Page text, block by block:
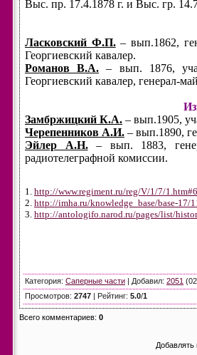
Выс. пр. 17.4.1878 г. и Выс. гр.
Ласковский Ф.П. – вып.1862,
Георгиевский кавалер.
Романов В.А. – вып. 1876,
Георгиевский кавалер, генерал-
Замбржицкий К.А. – вып.1905,
Черепенников А.И. – вып.1890,
Эйлер А.Н.– вып. 1883,
радиотелеграфной комиссии.
1. http://www.regiment.ru/reg/V/1/7/1.htm#6
2. http://imha.ru/knowledge_base/base-17/
3. http://antologifo.narod.ru/pages/list/
Категория: Саперные части | Добавил: 2051
Просмотров: 2747 | Рейтинг: 5.0/1
Всего комментариев: 0
Добавлять